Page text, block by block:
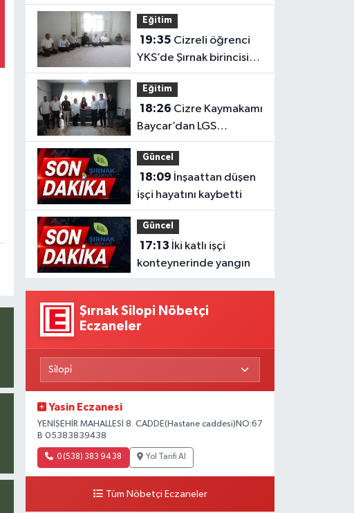
çıkma uyarısı
Eğitim
19:35
YKS’de Şırnak birincisi
oldu
Eğitim
18:26
Baycar’dan LGS
başarısına ziyaret
Güncel
18:09
işçi hayatını kaybetti
Güncel
17:13
konteynerinde yangın
Şırnak Silopi Nöbetçi
Eczaneler
Yasin Eczanesi
YENİŞEHİR MAHALLESİ 8. CADDE(Hastane caddesi)NO:67
B 05383839438
0 (538) 383 94 38 Yol Tarifi Al
Tüm Nöbetçi Eczaneler